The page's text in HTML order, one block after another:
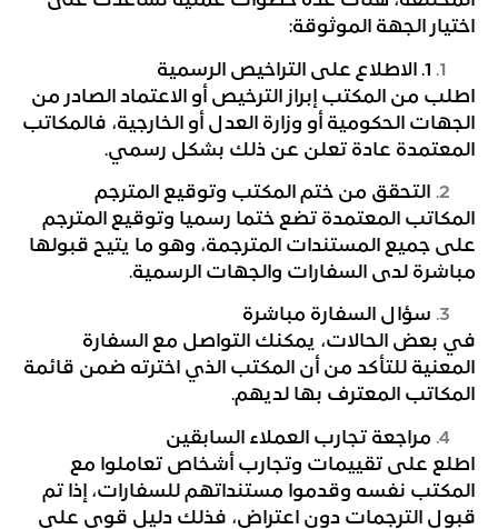
اختيار الجهة الموثوقة:
1. الاطلاع على التراخيص الرسمية
اطلب من المكتب إبراز الترخيص أو الاعتماد الصادر من
الجهات الحكومية أو وزارة العدل أو الخارجية، فالمكاتب
المعتمدة عادة تعلن عن ذلك بشكل رسمي.
التحقق من ختم المكتب وتوقيع المترجم
المكاتب المعتمدة تضع ختما رسميا وتوقيع المترجم
على جميع المستندات المترجمة، وهو ما يتيح قبولها
مباشرة لدى السفارات والجهات الرسمية.
سؤال السفارة مباشرة
في بعض الحالات، يمكنك التواصل مع السفارة
المعنية للتأكد من أن المكتب الذي اخترته ضمن قائمة
المكاتب المعترف بها لديهم.
مراجعة تجارب العملاء السابقين
اطلع على تقييمات وتجارب أشخاص تعاملوا مع
المكتب نفسه وقدموا مستنداتهم للسفارات، إذا تم
قبول الترجمات دون اعتراض، فذلك دليل قوي على